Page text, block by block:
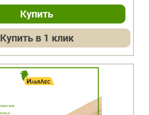
Купить в 1 клик